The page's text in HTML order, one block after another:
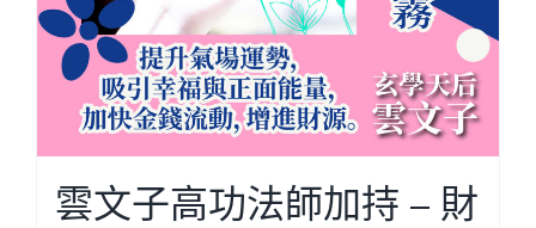
雲文子高功法師加持 – 財